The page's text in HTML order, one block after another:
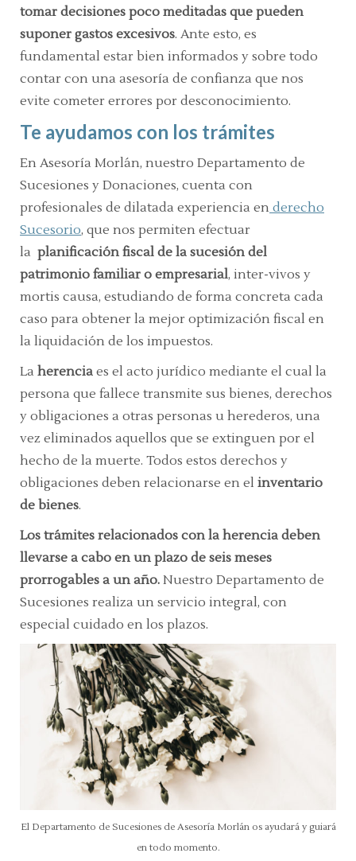
tomar decisiones poco meditadas que pueden
suponer gastos excesivos. Ante esto, es
fundamental estar bien informados y sobre todo
contar con una asesoría de confianza que nos
evite cometer errores por desconocimiento.
Te ayudamos con los trámites
En Asesoría Morlán, nuestro Departamento de
Sucesiones y Donaciones, cuenta con
profesionales de dilatada experiencia en derecho
Sucesorio, que nos permiten efectuar
la planificación fiscal de la sucesión del
patrimonio familiar o empresarial, inter-vivos y
mortis causa, estudiando de forma concreta cada
caso para obtener la mejor optimización fiscal en
la liquidación de los impuestos.
La herencia es el acto jurídico mediante el cual la
persona que fallece transmite sus bienes, derechos
y obligaciones a otras personas u herederos, una
vez eliminados aquellos que se extinguen por el
hecho de la muerte. Todos estos derechos y
obligaciones deben relacionarse en el inventario
de bienes.
Los trámites relacionados con la herencia deben
llevarse a cabo en un plazo de seis meses
prorrogables a un año. Nuestro Departamento de
Sucesiones realiza un servicio integral, con
especial cuidado en los plazos.
El Departamento de Sucesiones de Asesoría Morlán os ayudará y guiará
en todo momento.